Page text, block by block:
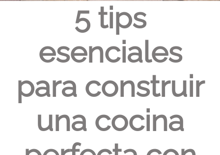
5 tips
esenciales
para construir
una cocina